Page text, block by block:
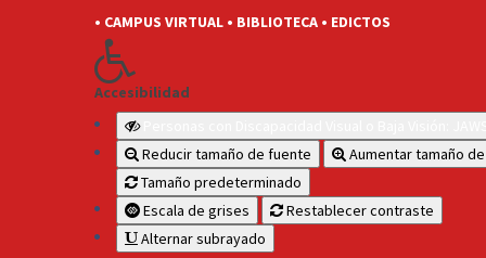
• CAMPUS VIRTUAL • BIBLIOTECA • EDICTOS
Accesibilidad
Reducir tamaño de fuente
Aumentar tamaño
Tamaño predeterminado
Escala de grises
Restablecer contraste
Alternar subrayado